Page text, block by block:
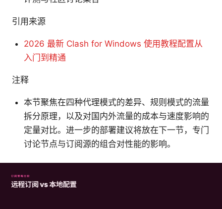
引用来源
2026 最新 Clash for Windows 使用教程配置从
入门到精通
注释
本节聚焦在四种代理模式的差异、规则模式的流量
拆分原理，以及对国内外流量的成本与速度影响的
定量对比。进一步的部署建议将放在下一节，专门
讨论节点与订阅源的组合对性能的影响。